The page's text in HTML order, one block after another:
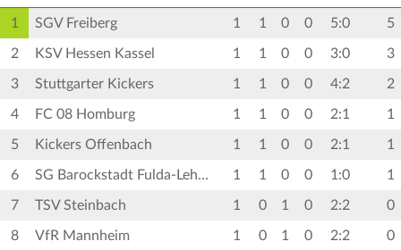
1 SGV Freiberg 1 1 0 0 5:0 5
2 KSV Hessen Kassel 1 1 0 0 3:0 3
3 Stuttgarter Kickers 1 1 0 0 4:2 2
4 FC 08 Homburg 1 1 0 0 2:1 1
5 Kickers Offenbach 1 1 0 0 2:1 1
6 SG Barockstadt Fulda-Lehnerz 1 1 0 0 1:0 1
7 TSV Steinbach 1 0 1 0 2:2 0
8 VfR Mannheim 1 0 1 0 2:2 0